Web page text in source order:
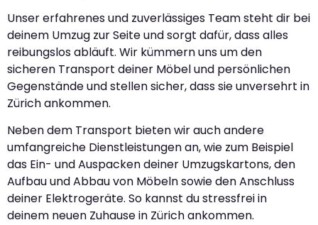
Unser erfahrenes und zuverlässiges Team steht dir bei
deinem Umzug zur Seite und sorgt dafür, dass alles
reibungslos abläuft. Wir kümmern uns um den
sicheren Transport deiner Möbel und persönlichen
Gegenstände und stellen sicher, dass sie unversehrt in
Zürich ankommen.
Neben dem Transport bieten wir auch andere
umfangreiche Dienstleistungen an, wie zum Beispiel
das Ein- und Auspacken deiner Umzugskartons, den
Aufbau und Abbau von Möbeln sowie den Anschluss
deiner Elektrogeräte. So kannst du stressfrei in
deinem neuen Zuhause in Zürich ankommen.